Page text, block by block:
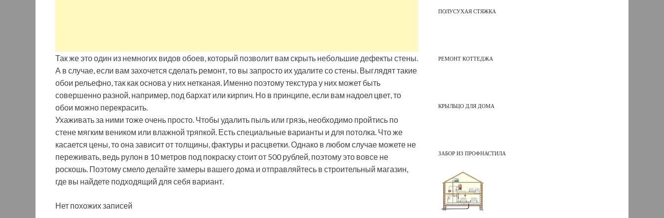
Так же это один из немногих видов обоев, который позволит вам скрыть небольшие дефекты стены.
А в случае, если вам захочется сделать ремонт, то вы запросто их удалите со стены. Выглядят такие
обои рельефно, так как основа у них нетканая. Именно поэтому текстура у них может быть
совершенно разной, например, под бархат или кирпич. Но в принципе, если вам надоел цвет, то
обои можно перекрасить.
Ухаживать за ними тоже очень просто. Чтобы удалить пыль или грязь, необходимо пройтись по
стене мягким веником или влажной тряпкой. Есть специальные варианты и для потолка. Что же
касается цены, то она зависит от толщины, фактуры и расцветки. Однако в любом случае можете не
переживать, ведь рулон в 10 метров под покраску стоит от 500 рублей, поэтому это вовсе не
роскошь. Поэтому смело делайте замеры вашего дома и отправляйтесь в строительный магазин,
где вы найдете подходящий для себя вариант.
Нет похожих записей
ПОЛУСУХАЯ СТЯЖКА
РЕМОНТ КОТТЕДЖА
КРЫЛЬЦО ДЛЯ ДОМА
ЗАБОР ИЗ ПРОФНАСТИЛА